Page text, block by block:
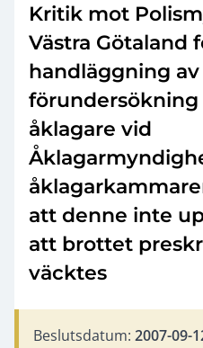
Kritik mot
Västra Götaland
handläggning av
åklagare vid
att denne inte
att brottet
väcktes
Beslutsdatum: 2007-09-